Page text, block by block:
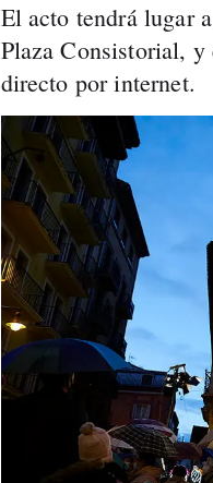
El acto tendrá lugar
Plaza Consistorial, y
directo por internet.